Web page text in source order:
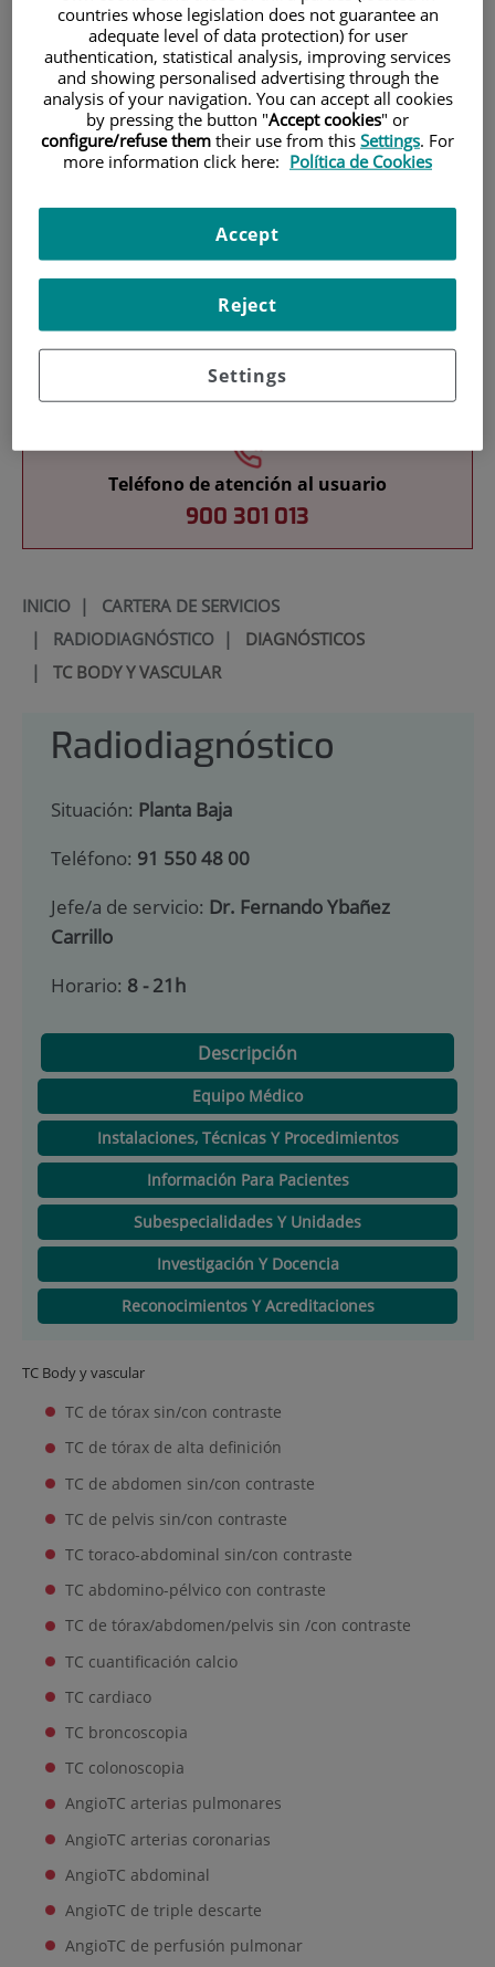
Investigación
Teléfono de atención al usuario
900 301 013
INICIO| CARTERA DE SERVICIOS
| RADIODIAGNÓSTICO| DIAGNÓSTICOS
| TC BODY Y VASCULAR
Radiodiagnóstico
Situación: Planta Baja
Teléfono: 91 550 48 00
Jefe/a de servicio: Dr. Fernando Ybañez
Carrillo
Horario: 8 - 21h
Descripción
Equipo Médico
Instalaciones, Técnicas Y Procedimientos
Información Para Pacientes
Subespecialidades Y Unidades
Investigación Y Docencia
Reconocimientos Y Acreditaciones
TC Body y vascular
TC de tórax sin/con contraste
TC de tórax de alta definición
TC de abdomen sin/con contraste
TC de pelvis sin/con contraste
TC toraco-abdominal sin/con contraste
TC abdomino-pélvico con contraste
TC de tórax/abdomen/pelvis sin /con contraste
TC cuantificación calcio
TC cardiaco
TC broncoscopia
TC colonoscopia
AngioTC arterias pulmonares
AngioTC arterias coronarias
AngioTC abdominal
AngioTC de triple descarte
AngioTC de perfusión pulmonar
countries whose legislation does not guarantee an
adequate level of data protection) for user
authentication, statistical analysis, improving services
and showing personalised advertising through the
analysis of your navigation. You can accept all cookies
by pressing the button "Accept cookies" or
configure/refuse them their use from this Settings. For
more information click here: Política de Cookies
Settings
Reject
Accept